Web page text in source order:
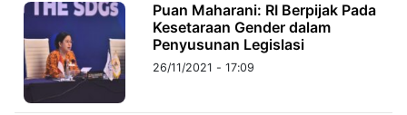
Kabarbaru.co
2026
Kabarbaru
Puan Maharani: RI Berpijak Pada
Kesetaraan Gender dalam
Penyusunan Legislasi
26/11/2021 - 17:09